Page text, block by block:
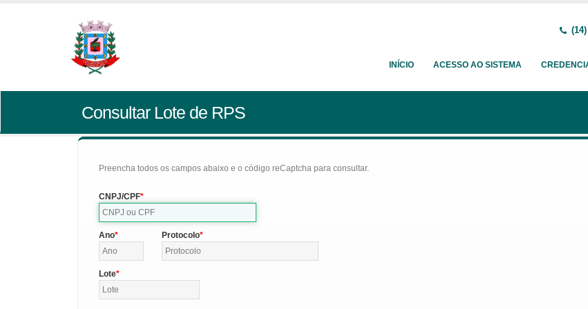
INÍCIO ACESSO AO SISTEMA
Consultar Lote de RPS
Preencha todos os campos abaixo e o código reCaptcha para consultar.
CNPJ/CPF
Ano Protocolo
Lote